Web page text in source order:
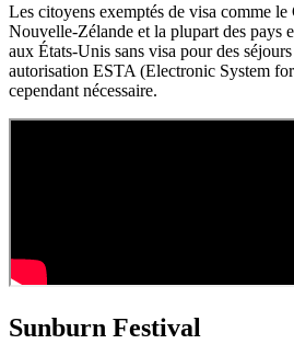
Les citoyens exemptés de visa comme
Nouvelle-Zélande et la plupart des pays
aux États-Unis sans visa pour des
autorisation ESTA (Electronic System
cependant nécessaire.
Sunburn Festival